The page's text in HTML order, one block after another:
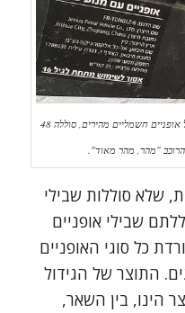
מדבקה "מהירות מרבית 25 קמ"ש" מודבקת על אופניים חשמליים מהירים, סוללה 48
הרוכב "מהר, מהר מאוד".
שלא סוללות שבילי
שבילי אופניים
כל סוגי האופניים
התוצר של הגידול
הינו, בין השאר,